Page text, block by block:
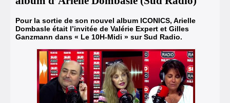
Pour la sortie de son nouvel album ICONICS, Arielle
Dombasle était l’invitée de Valérie Expert et Gilles
Ganzmann dans « Le 10H-Midi » sur Sud Radio.